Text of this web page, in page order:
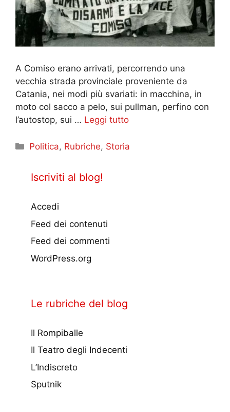
A Comiso erano arrivati, percorrendo una
vecchia strada provinciale proveniente da
Catania, nei modi più svariati: in macchina, in
moto col sacco a pelo, sui pullman, perfino con
l’autostop, sui … Leggi tutto
Categorie
Politica, Rubriche, Storia
Iscriviti al blog!
Accedi
Feed dei contenuti
Feed dei commenti
WordPress.org
Le rubriche del blog
Il Rompiballe
Il Teatro degli Indecenti
L’Indiscreto
Sputnik